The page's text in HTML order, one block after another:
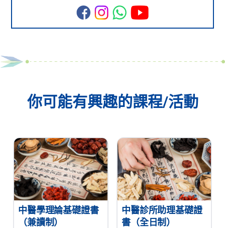
你可能有興趣的課程/活動
中醫學理論基礎證書
（兼讀制）
中醫診所助理基礎證
書（全日制）